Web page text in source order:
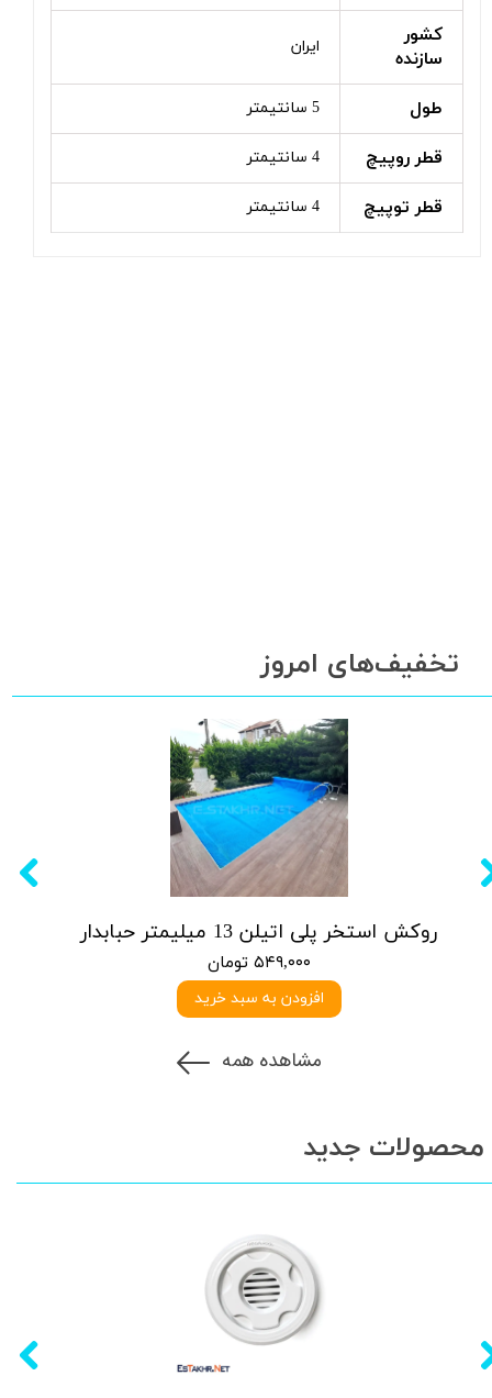
کشور
سازنده
ایران
طول 5 سانتیمتر
قطر روپیچ 4 سانتیمتر
قطر توپیچ 4 سانتیمتر
روکش استخر پلی اتیلن 13 میلیمتر حبابدار
۵۴۹,۰۰۰ تومان
افزودن به سبد خرید
تخفیف‌های امروز
مشاهده همه
محصولات جدید